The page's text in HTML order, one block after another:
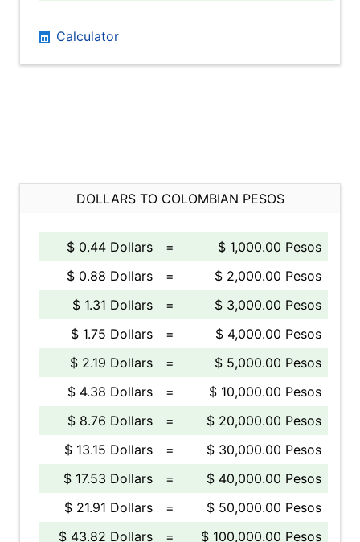
Calculator
DOLLARS TO COLOMBIAN PESOS
$ 0.44 Dollars =
$ 1,000.00 Pesos
$ 0.88 Dollars
=
$ 2,000.00 Pesos
$ 1.31 Dollars
=
$ 3,000.00 Pesos
$ 1.75 Dollars
=
$ 4,000.00 Pesos
$ 2.19 Dollars
=
$ 5,000.00 Pesos
$ 4.38 Dollars
=
$ 10,000.00 Pesos
$ 8.76 Dollars
=
$ 20,000.00 Pesos
$ 13.15 Dollars
=
$ 30,000.00 Pesos
$ 17.53 Dollars
=
$ 40,000.00 Pesos
$ 21.91 Dollars
=
$ 50,000.00 Pesos
$ 43.82 Dollars
= $ 100,000.00 Pesos